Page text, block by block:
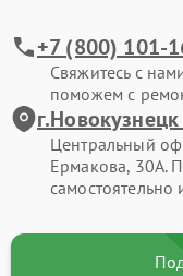
+7 (800) 101-
Свяжитесь с
поможем с
Центральный
Ермакова, 30А.